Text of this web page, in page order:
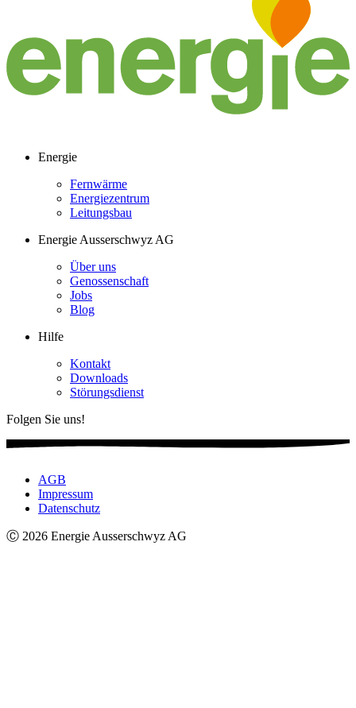
Energie
Fernwärme
Energiezentrum
Leitungsbau
Energie Ausserschwyz AG
Über uns
Genossenschaft
Jobs
Blog
Hilfe
Kontakt
Downloads
Störungsdienst
Folgen Sie uns!
AGB
Impressum
Datenschutz
Ⓒ 2026 Energie Ausserschwyz AG